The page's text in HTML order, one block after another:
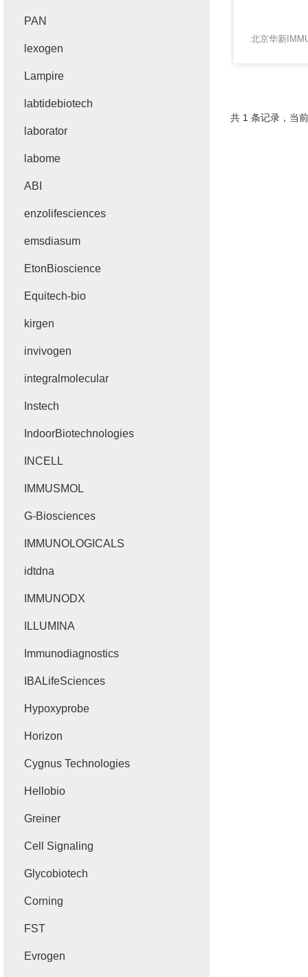
共 1 条记录，当
PAN
lexogen
Lampire
labtidebiotech
laborator
labome
ABI
enzolifesciences
emsdiasum
EtonBioscience
Equitech-bio
kirgen
invivogen
integralmolecular
Instech
IndoorBiotechnologies
INCELL
IMMUSMOL
G-Biosciences
IMMUNOLOGICALS
idtdna
IMMUNODX
ILLUMINA
Immunodiagnostics
IBALifeSciences
Hypoxyprobe
Horizon
Cygnus Technologies
Hellobio
Greiner
Cell Signaling
Glycobiotech
Corning
FST
Evrogen